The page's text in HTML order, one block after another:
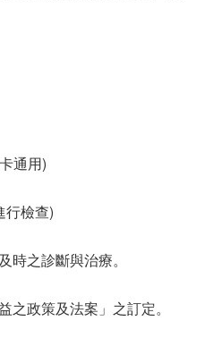
通用)
行檢查)
之診斷與治療。
政策及法案」之訂定。